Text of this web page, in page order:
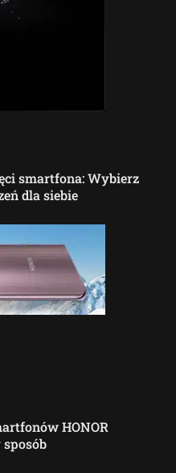
smartfona: Wybierz
dla siebie
HONOR